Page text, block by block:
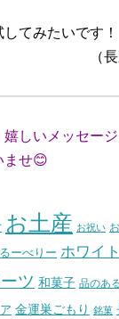
てみたいです！
しいメッセー
せ😊
お土産 お祝い
ーべりー ホワイ
ツ 和菓子 品のあ
金運巣ごもり 銘菓